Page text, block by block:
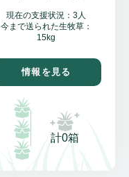
現在の支援状況：3人
今まで送られた生牧草：
15kg
情報を見る
計0箱